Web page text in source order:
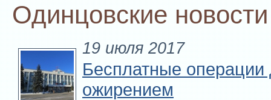
Одинцовские новости
19 июля 2017
Бесплатные
ожирением